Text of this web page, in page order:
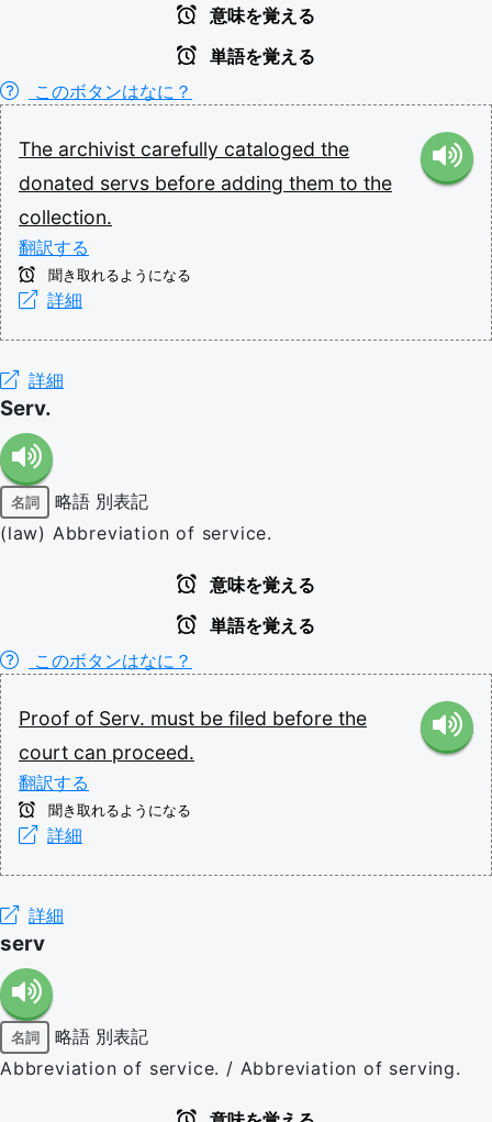
意味を覚える
単語を覚える
このボタンはなに？
The archivist carefully cataloged the
donated servs before adding them to the
collection.
翻訳する
聞き取れるようになる
詳細
詳細
Serv.
名詞 略語 別表記
(law) Abbreviation of service.
意味を覚える
単語を覚える
このボタンはなに？
Proof of Serv. must be filed before the
court can proceed.
翻訳する
聞き取れるようになる
詳細
詳細
serv
名詞 略語 別表記
Abbreviation of service. / Abbreviation of serving.